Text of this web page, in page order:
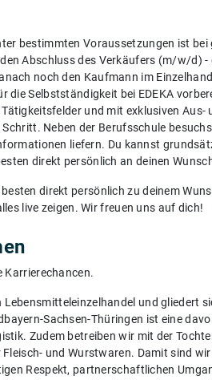
bestimmten Voraussetzungen ist
Abschluss des Verkäufers (m/w/d)
noch den Kaufmann im
die Selbstständigkeit bei EDEKA
und mit exklusiven
Neben der Berufsschule
liefern. Du kannst
direkt persönlich an deinen
direkt persönlich zu deinem
live zeigen. Wir freuen uns auf dich!
Karrierechancen.
und gliedert
Sachsen-Thüringen ist eine
Zudem betreiben wir mit der
und Wurstwaren. Damit sind
Respekt, partnerschaftlichen